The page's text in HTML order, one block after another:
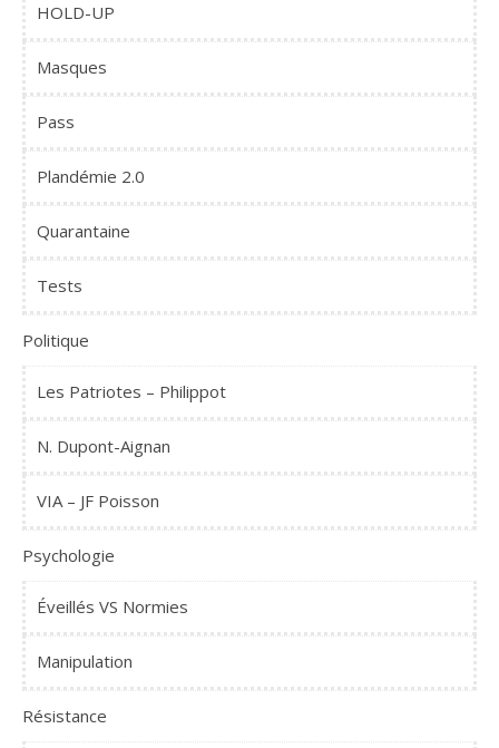
HOLD-UP
Masques
Pass
Plandémie 2.0
Quarantaine
Tests
Politique
Les Patriotes – Philippot
N. Dupont-Aignan
VIA – JF Poisson
Psychologie
Éveillés VS Normies
Manipulation
Résistance